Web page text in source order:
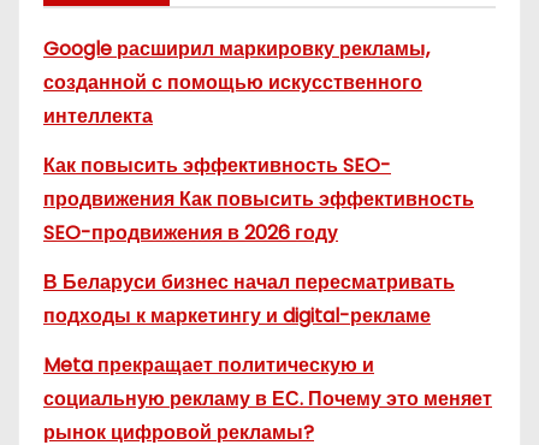
Google расширил маркировку рекламы,
созданной с помощью искусственного
интеллекта
Как повысить эффективность SEO-
продвижения Как повысить эффективность
SEO-продвижения в 2026 году
В Беларуси бизнес начал пересматривать
подходы к маркетингу и digital-рекламе
Meta прекращает политическую и
социальную рекламу в ЕС. Почему это меняет
рынок цифровой рекламы?